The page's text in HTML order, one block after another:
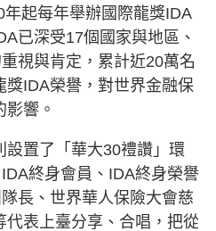
起每年舉辦國際龍獎IDA
已深受17個國家與地區、
視與肯定，累計近20萬名
獎IDA榮譽，對世界金融保
響。
置了「華大30禮讚」環
終身會員、IDA終身榮譽
長、世界華人保險大會慈
代表上臺分享、合唱，把從